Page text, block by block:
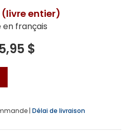
(livre entier)
en français
$
| Délai de livraison